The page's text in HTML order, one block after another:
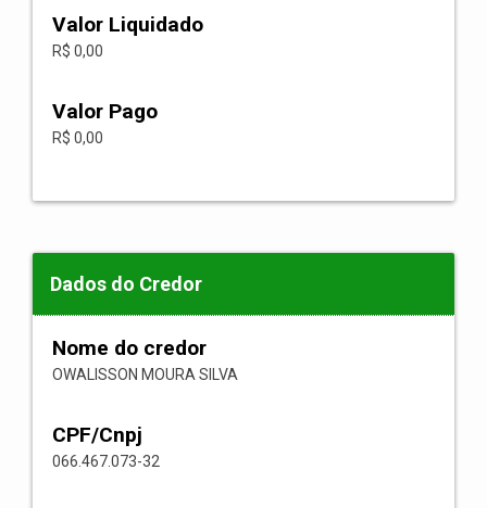
Valor Liquidado
R$ 0,00
Valor Pago
R$ 0,00
Dados do Credor
Nome do credor
OWALISSON MOURA SILVA
CPF/Cnpj
066.467.073-32